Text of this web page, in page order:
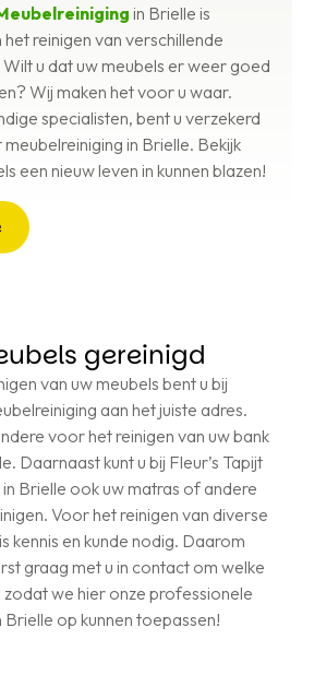
in Brielle is
reinigen van verschillende
u dat uw meubels er weer goed
Wij maken het voor u waar.
specialisten, bent u verzekerd
in Brielle. Bekijk
een nieuw leven in kunnen blazen!
gereinigd
van uw meubels bent u bij
aan het juiste adres.
voor het reinigen van uw bank
Daarnaast kunt u bij Fleur’s Tapijt
in Brielle ook uw matras of andere
Voor het reinigen van diverse
kennis en kunde nodig. Daarom
graag met u in contact om welke
zodat we hier onze professionele
Brielle op kunnen toepassen!